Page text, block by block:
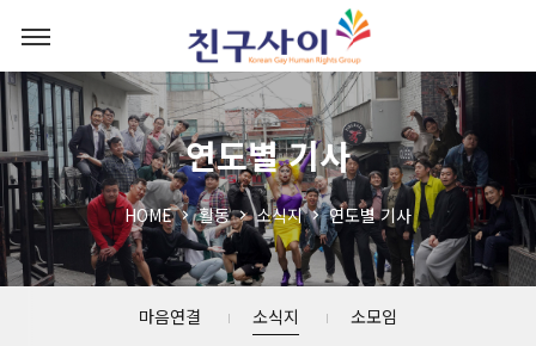
연도별 기사
HOME 활동 소식지 연도별 기사
마음연결 소식지 소모임